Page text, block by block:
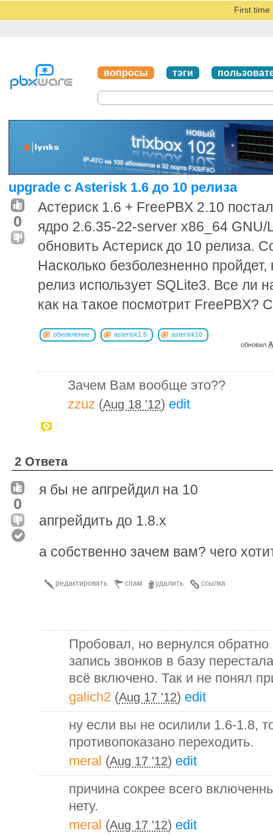
First time
вопросы тэги
upgrade c Asterisk 1.6 до 10 релиза
0
Астериск 1.6 + FreePBX 2.10
ядро 2.6.35-22-server x86_64 GNU/
обновить Астериск до 10 релиза.
Насколько безболезненно
релиз использует SQLite3. Все ли
как на такое посмотрит FreePBX?
обновление asterisk1.6
asterisk10
обновил
Зачем Вам вообще это??
zzuz (Aug 18 '12) edit
2 Ответа
0
я бы не апгрейдил на 10
апгрейдить до 1.8.х
а собственно зачем вам? чего
ссылка
удалить
спам
редактировать
Пробовал, но вернулся обратно
запись звонков в базу
всё включено. Так и не понял
galich2 (Aug 17 '12) edit
ну если вы не осилили 1.6-1.8,
противопоказано переходить.
meral (Aug 17 '12) edit
причина сокрее всего
нету.
meral (Aug 17 '12) edit